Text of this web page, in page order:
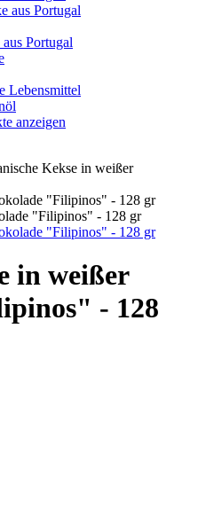
aus Portugal
Portugal
Lebensmittel
anzeigen
Kekse in weißer
"Filipinos" - 128 gr
in weißer
- 128